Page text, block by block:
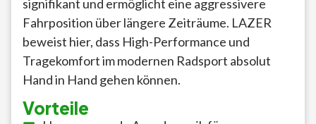
signifikant und ermöglicht eine aggressivere
Fahrposition über längere Zeiträume. LAZER
beweist hier, dass High-Performance und
Tragekomfort im modernen Radsport absolut
Hand in Hand gehen können.
Vorteile